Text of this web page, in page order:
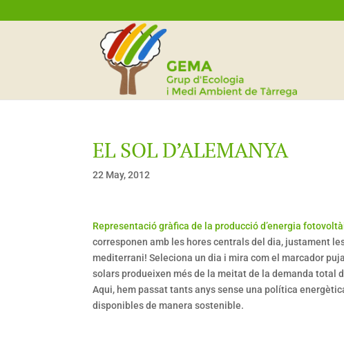
EL SOL D’ALEMANYA
22 May, 2012
Representació gràfica de la producció d’energia
corresponen amb les hores centrals del dia, justament
mediterrani! Seleciona un dia i mira com el marcador
solars produeixen més de la meitat de la demanda total
Aqui, hem passat tants anys sense una política
disponibles de manera sostenible.